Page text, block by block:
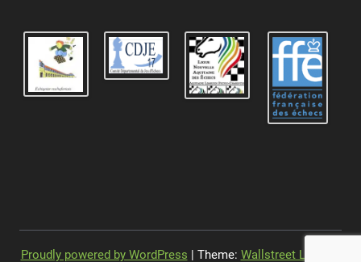
Proudly powered by WordPress | Theme: Wallstreet Light